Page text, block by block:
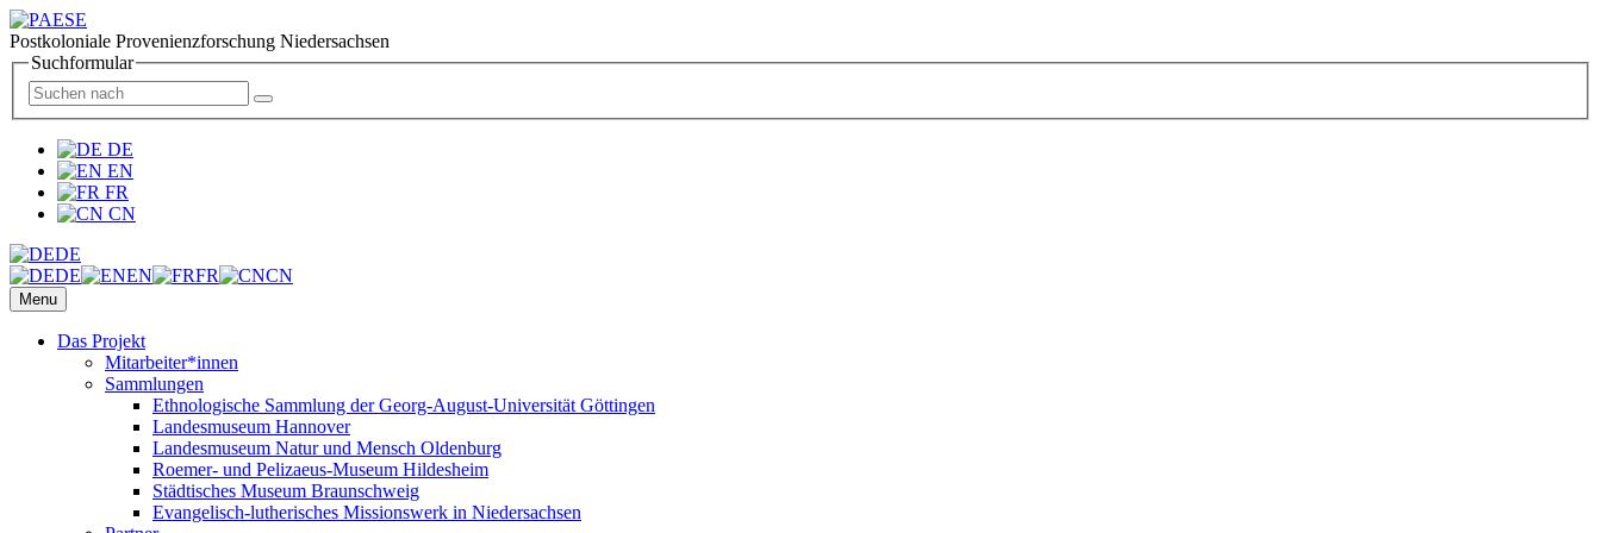
Postkoloniale Provenienzforschung Niedersachsen
Suchformular
DE
EN
FR
CN
DE
DE
EN FR CN
Menu
Das Projekt
Mitarbeiter*innen
Sammlungen
Ethnologische Sammlung der Georg-August-Universität Göttingen
Landesmuseum Hannover
Landesmuseum Natur und Mensch Oldenburg
Roemer- und Pelizaeus-Museum Hildesheim
Städtisches Museum Braunschweig
Evangelisch-lutherisches Missionswerk in Niedersachsen